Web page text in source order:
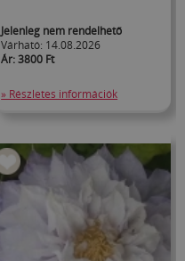
Jelenleg nem rendelhető
Várható: 14.08.2026
Ár: 3800 Ft
» Részletes információk